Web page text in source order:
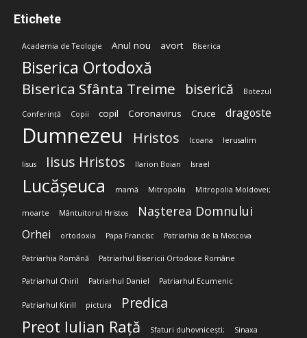
Etichete
Academia de Teologie Anul nou avort Biserica
Biserica Ortodoxă
Biserica Sfânta Treime biserică Botezul
Conferință Copii copil Coronavirus Cruce dragoste
Dumnezeu Hristos Icoana Ierusalim
Iisus Iisus Hristos Ilarion Boian Israel
Lucășeuca mamă Mitropolia Mitropolia Moldovei;
moarte Mântuitorul Hristos Nașterea Domnului
Orhei ortodoxia Papa Francisc Patriarhia de la Moscova
Patriarhia Română Patriarhul Bisericii Ortodoxe Române
Patriarhul Chiril Patriarhul Daniel Patriarhul Ecumenic
Patriarhul Kirill pictura Predica
Preot Iulian Rață Sfaturi duhovnicești; Sinaxa